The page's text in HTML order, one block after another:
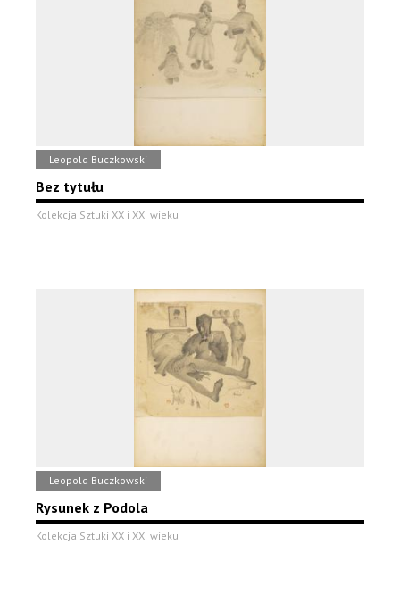
Leopold Buczkowski
Bez tytułu
Kolekcja Sztuki XX i XXI wieku
Leopold Buczkowski
Rysunek z Podola
Kolekcja Sztuki XX i XXI wieku